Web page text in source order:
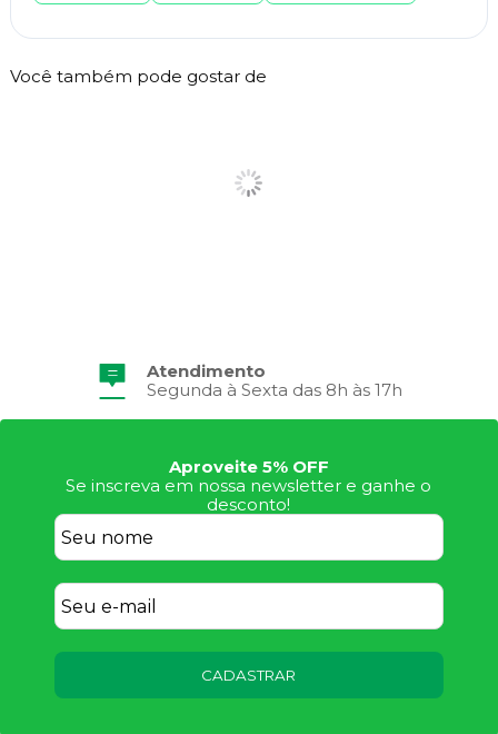
Você também pode gostar de
Atendimento
Segunda à Sexta das 8h às 17h
Aproveite 5% OFF
Se inscreva em nossa newsletter e ganhe o
desconto!
CADASTRAR